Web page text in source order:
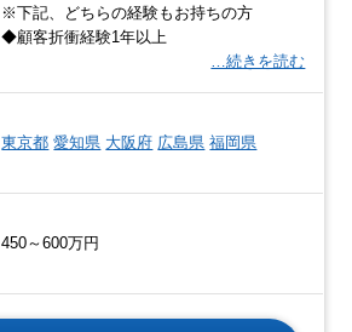
※下記、どちらの経験もお持ちの方
◆顧客折衝経験1年以上
…続きを読む
東京都 愛知県 大阪府 広島県 福岡県
450～600万円